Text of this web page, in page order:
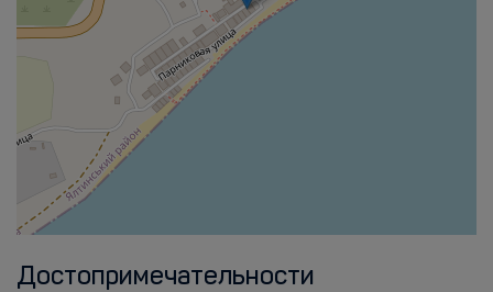
Достопримечательности